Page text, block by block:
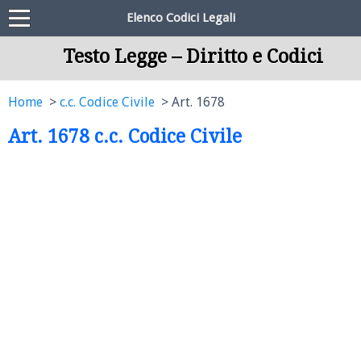
Elenco Codici Legali
Testo Legge – Diritto e Codici
Home c.c. Codice Civile Art. 1678
Art. 1678 c.c. Codice Civile